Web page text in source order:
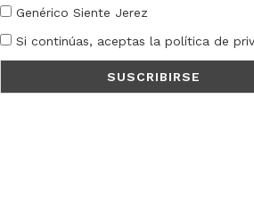
Genérico Siente Jerez
Si continúas, aceptas la política de